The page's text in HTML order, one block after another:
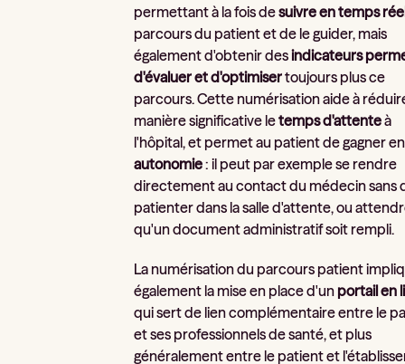
permettant à la fois desuivre en temps
parcours du patient et de le guider, mais
également d'obtenir desindicateurs
d'évaluer et d'optimisertoujours plus ce
parcours. Cette numérisation aide à
manière significative letemps d'attenteà
l'hôpital, et permet au patient de gagner en
autonomie: il peut par exemple se rendre
directement au contact du médecin sans
patienter dans la salle d'attente, ou
qu'un document administratif soit rempli.
La numérisation du parcours patient
également la mise en place d'un portail en
qui sert de lien complémentaire entre le
et ses professionnels de santé, et plus
généralement entre le patient et